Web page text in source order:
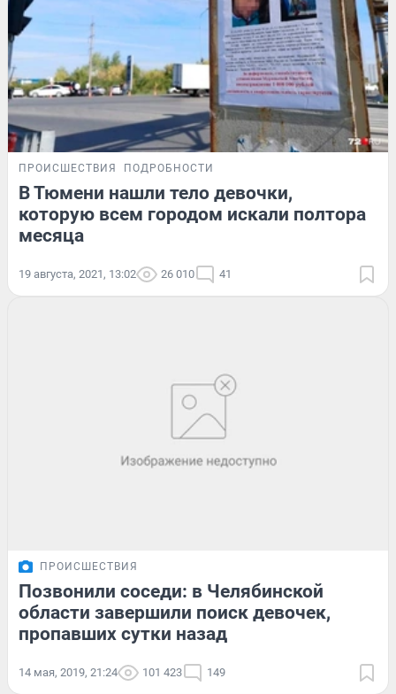
ПРОИСШЕСТВИЯ ПОДРОБНОСТИ
В Тюмени нашли тело девочки,
которую всем городом искали полтора
месяца
19 августа, 2021, 13:02 26 010 41
ПРОИСШЕСТВИЯ
Позвонили соседи: в Челябинской
области завершили поиск девочек,
пропавших сутки назад
14 мая, 2019, 21:24 101 423 149